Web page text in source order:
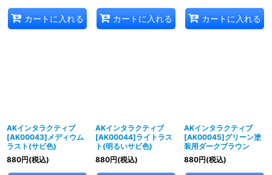
カートに入れる カートに入れる カートに入れる
AKインタラクティブ
[AK00043]メディウム
ラスト(サビ色)
880円(税込)
AKインタラクティブ
[AK00044]ライトラス
ト(明るいサビ色)
880円(税込)
AKインタラクティブ
[AK00045]グリーン塗
装用ダークブラウン
880円(税込)